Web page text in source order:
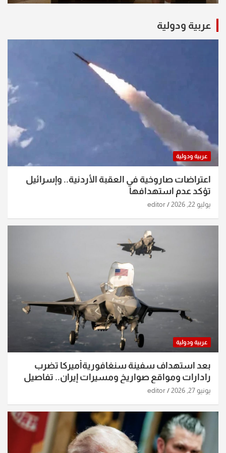
عربية ودولية
عربية ودولية
اعتراضات صاروخية في العقبة الأردنية.. وإسرائيل
تؤكد عدم استهدافها
يوليو 22, 2026 editor
عربية ودولية
بعد استهداف سفينة سنغافوريةأميركا تضرب
رادارات ومواقع صواريخ ومسيرات إيران.. تفاصيل
الساعات الماضية
يونيو 27, 2026 editor